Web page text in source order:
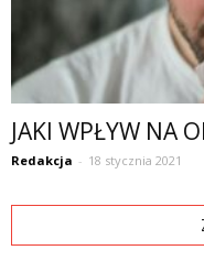
JAKI WPŁYW NA
Redakcja - 18 stycznia 2021